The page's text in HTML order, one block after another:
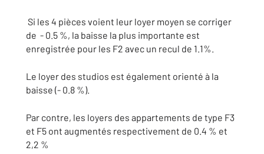
Si les 4 pièces voient leur loyer moyen se corriger
de - 0.5 %, la baisse la plus importante est
enregistrée pour les F2 avec un recul de 1.1%.
Le loyer des studios est également orienté à la
baisse (- 0.8 %).
Par contre, les loyers des appartements de type F3
et F5 ont augmentés respectivement de 0.4 % et
2,2 %